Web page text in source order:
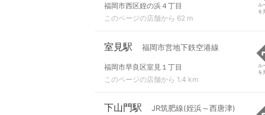
福岡市西区姪の浜４丁目
このページの店舗から 62 m
ル
を
室見駅 福岡市営地下鉄空港線
福岡市早良区室見１丁目
このページの店舗から 1.4 km
ル
を
下山門駅 JR筑肥線(姪浜～西唐津)